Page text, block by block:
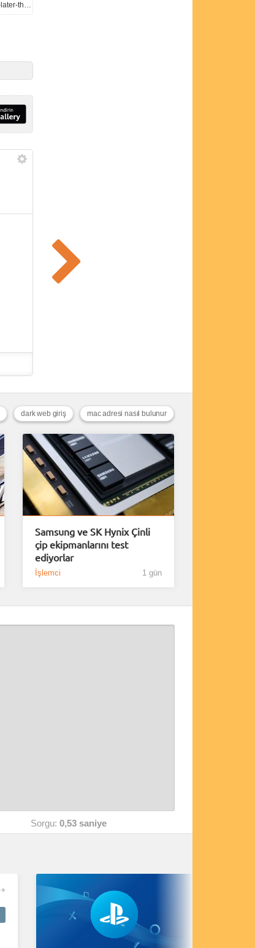
https://www.phonearena.com/news/Rugged-Samsung-Galaxy-Tab-Active-2-is-now-official-tablet-will-launch-later-this-month_id99132
mac adresi nasıl bulunur
dark web giriş
Samsung ve SK Hynix Çinli
çip ekipmanlarını test
ediyorlar
İşlemci 1 gün
Sorgu: 0,53 saniye